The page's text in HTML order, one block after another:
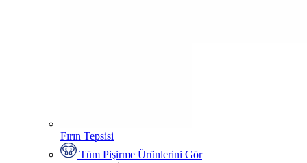
Fırın Tepsisi
Tüm Pişirme Ürünlerini Gör